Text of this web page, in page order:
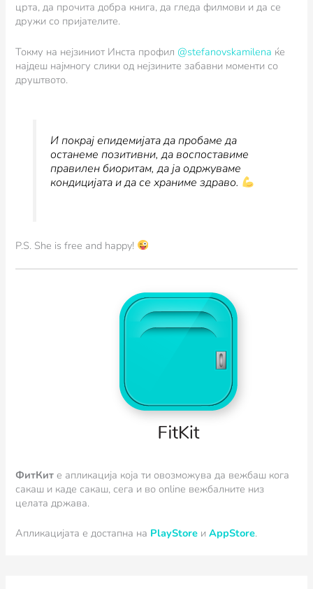
црта, да прочита добра книга, да гледа филмови и да се
дружи со пријателите.
Токму на нејзиниот Инста профил @stefanovskamilena ќе
најдеш најмногу слики од нејзините забавни моменти со
друштвото.
И покрај епидемијата да пробаме да
останеме позитивни, да воспоставиме
правилен биоритам, да ја одржуваме
кондицијата и да се храниме здраво.
P.S. She is free and happy!
ФитКит e апликација која ти овозможува да вежбаш кога
сакаш и каде сакаш, сега и во online вежбалните низ
целата држава.
Апликацијата е достапна на PlayStore иAppStore.